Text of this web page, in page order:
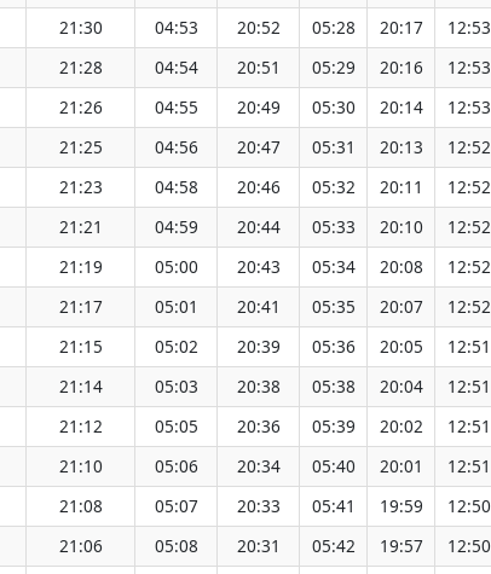
21:30 04:53 20:52 05:28 20:17 12:53
21:28 04:54 20:51 05:29 20:16 12:53
21:26 04:55 20:49 05:30 20:14 12:53
21:25 04:56 20:47 05:31 20:13 12:52
21:23 04:58 20:46 05:32 20:11 12:52
21:21 04:59 20:44 05:33 20:10 12:52
21:19 05:00 20:43 05:34 20:08 12:52
21:17 05:01 20:41 05:35 20:07 12:52
21:15 05:02 20:39 05:36 20:05 12:51
21:14 05:03 20:38 05:38 20:04 12:51
21:12 05:05 20:36 05:39 20:02 12:51
21:10 05:06 20:34 05:40 20:01 12:51
21:08 05:07 20:33 05:41 19:59 12:50
21:06 05:08 20:31 05:42 19:57 12:50